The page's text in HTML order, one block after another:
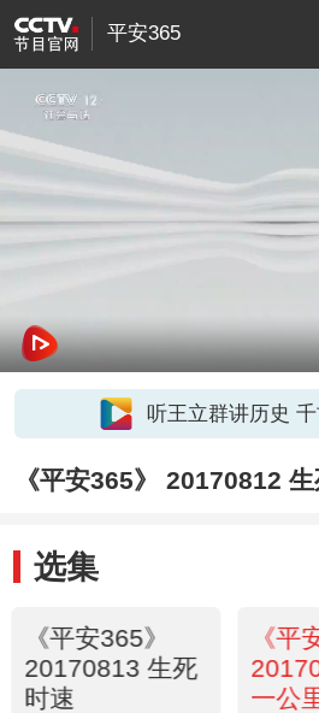
平安365
听王立群讲历史
《平安365》 20170812
选集
《平安365》
20170813 生死
时速
《平
一公